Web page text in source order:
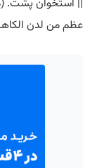
عظم من لدن